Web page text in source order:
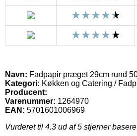
Navn: Fadpapir præget 29cm rund
Kategori: Køkken og Catering /
Producent:
Varenummer: 1264970
EAN: 5701601006969
Vurderet til 4.3 ud af 5 stjerner